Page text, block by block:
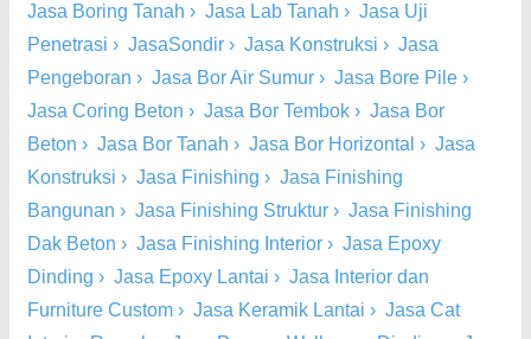
Jasa Boring Tanah › Jasa Lab Tanah › Jasa Uji
Penetrasi › JasaSondir › Jasa Konstruksi › Jasa
Pengeboran › Jasa Bor Air Sumur › Jasa Bore Pile ›
Jasa Coring Beton › Jasa Bor Tembok › Jasa Bor
Beton › Jasa Bor Tanah › Jasa Bor Horizontal › Jasa
Konstruksi › Jasa Finishing › Jasa Finishing
Bangunan › Jasa Finishing Struktur › Jasa Finishing
Dak Beton › Jasa Finishing Interior › Jasa Epoxy
Dinding › Jasa Epoxy Lantai › Jasa Interior dan
Furniture Custom › Jasa Keramik Lantai › Jasa Cat